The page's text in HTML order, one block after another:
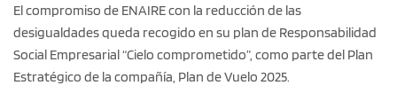
El compromiso de ENAIRE con la reducción de las
desigualdades queda recogido en su plan de Responsabilidad
Social Empresarial “Cielo comprometido”, como parte del Plan
Estratégico de la compañía, Plan de Vuelo 2025.